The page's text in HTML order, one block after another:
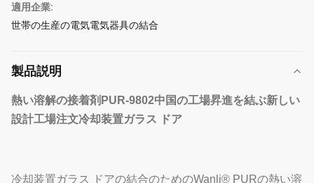
適用企業:
世帯の生産の電気電気器具の結合
製品説明
熱い溶解の接着剤 PUR-9802中国の工場昇進を結ぶ新しい
設計工場注文冷却装置ガラス ドア
冷却装置ガラス ドアの結合のためのWanli® PURの熱い溶